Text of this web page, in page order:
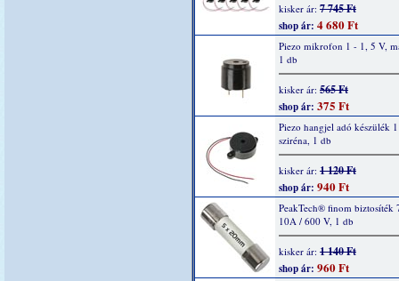
kisker ár: 7 745 Ft
shop ár: 4 680 Ft
Piezo mikrofon 1 - 1, 5 V,
1 db
kisker ár: 565 Ft
shop ár: 375 Ft
Piezo hangjel adó készülék
sziréna, 1 db
kisker ár: 1 120 Ft
shop ár: 940 Ft
PeakTech® finom biztosíték
10A / 600 V, 1 db
kisker ár: 1 140 Ft
shop ár: 960 Ft